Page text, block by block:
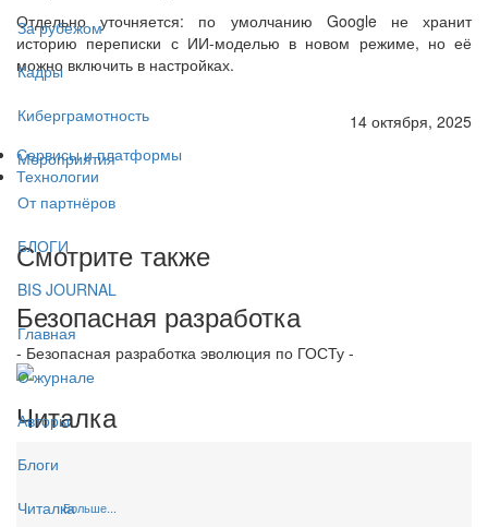
За рубежом
Кадры
Киберграмотность
Мероприятия
От партнёров
БЛОГИ
BIS JOURNAL
Главная
О журнале
Авторы
Блоги
Читалка
Отдельно уточняется: по умолчанию Google не хранит
историю переписки с ИИ-моделью в новом режиме, но её
можно включить в настройках.
14 октября, 2025
Сервисы и платформы
Технологии
Смотрите также
Безопасная разработка
- Безопасная разработка эволюция по ГОСТу -
Читалка
Больше...